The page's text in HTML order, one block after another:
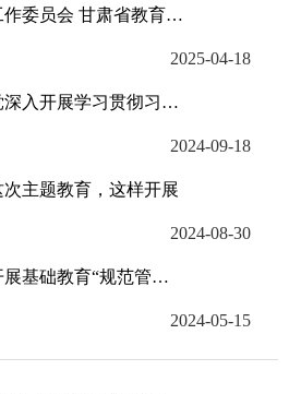
中共甘肃省委教育工作委员会 甘肃省教育厅关于印发《弘扬践行“教育家精神”行动方案》的通知
2025-04-18
中共中央关于在全党深入开展学习贯彻习近平新时代中国特色社会主义思想主题教育的意见
2024-09-18
主题教育，这样开展
2024-08-30
教育部办公厅关于开展基础教育“规范管理年”行动的通知
2024-05-15